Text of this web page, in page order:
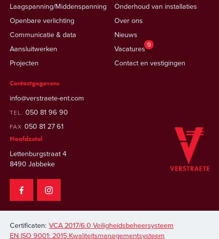
Laagspanning/Middenspanning
Openbare verlichting
Communicatie & data
Aansluitwerken
Projecten
Onderhoud van installaties
Over ons
Nieuws
Vacatures 9
Contact en vestigingen
Contactgegevens
info@verstraete-ent.com
TEL. 050 81 96 90
FAX 050 81 27 61
Hoofdzetel
Lettenburgstraat 4
8490 Jabbeke
Certificaten: VCA 2017/6.0 Veiligheidsbeheersysteem
EN ISO 9001: 2015 Kwaliteitsmanagementsysteem